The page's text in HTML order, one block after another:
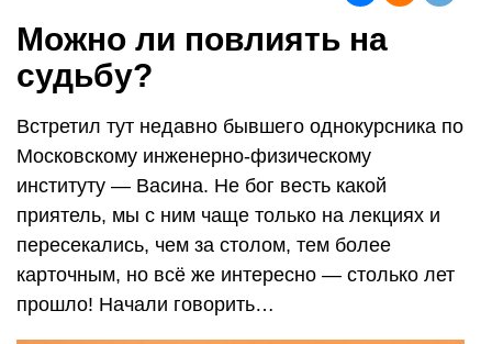
Можно ли повлиять на
судьбу?
Встретил тут недавно бывшего однокурсника по
Московскому инженерно-физическому
институту — Васина. Не бог весть какой
приятель, мы с ним чаще только на лекциях и
пересекались, чем за столом, тем более
карточным, но всё же интересно — столько лет
прошло! Начали говорить…